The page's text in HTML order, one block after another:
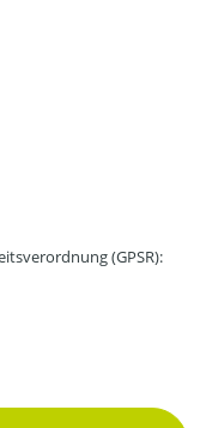
(GPSR):